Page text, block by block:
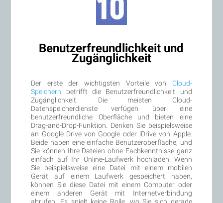
Benutzerfreundlichkeit und
Zugänglichkeit
Der erste der wichtigsten Vorteile von Cloud-
Speichern betrifft die Benutzerfreundlichkeit und
Zugänglichkeit. Die meisten Cloud-
Datenspeicherdienste verfügen über eine
benutzerfreundliche Oberfläche und bieten eine
Drag-and-Drop-Funktion. Denken Sie beispielsweise
an Google Drive von Google oder iDrive von Apple.
Beide haben eine einfache Benutzeroberfläche, und
Sie können Ihre Dateien ohne Fachkenntnisse ganz
einfach auf Ihr Online-Laufwerk hochladen. Wenn
Sie beispielsweise eine Datei mit einem mobilen
Gerät auf einem Laufwerk gespeichert haben,
können Sie diese Datei mit einem Computer oder
einem anderen Gerät mit Internetverbindung